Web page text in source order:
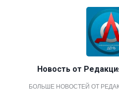
Новость от
БОЛЬШЕ НОВОСТЕЙ ОТ